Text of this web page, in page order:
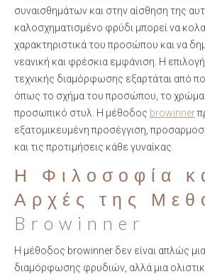
συναισθημάτων και στην αίσθηση της
καλοσχηματισμένο φρύδι μπορεί να
χαρακτηριστικά του προσώπου και να
νεανική και φρέσκια εμφάνιση. Η
τεχνικής διαμόρφωσης εξαρτάται από
όπως το σχήμα του προσώπου, το χρώμα
προσωπικό στυλ. Η μέθοδος browinner
εξατομικευμένη προσέγγιση,
και τις προτιμήσεις κάθε γυναίκας.
Η Φιλοσοφία
Αρχές της
Browinner
Η μέθοδος browinner δεν είναι απλώς μια
διαμόρφωσης φρυδιών, αλλά μια